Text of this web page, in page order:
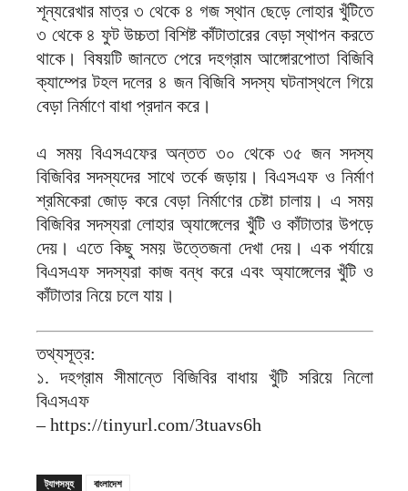
শূন্যরেখার মাত্র ৩ থেকে ৪ গজ স্থান ছেড়ে লোহার খুঁটিতে
৩ থেকে ৪ ফুট উচ্চতা বিশিষ্ট কাঁটাতারের বেড়া স্থাপন করতে
থাকে। বিষয়টি জানতে পেরে দহগ্রাম আঙ্গোরপোতা বিজিবি
ক্যাম্পের টহল দলের ৪ জন বিজিবি সদস্য ঘটনাস্থলে গিয়ে
বেড়া নির্মাণে বাধা প্রদান করে।
এ সময় বিএসএফের অন্তত ৩০ থেকে ৩৫ জন সদস্য
বিজিবির সদস্যদের সাথে তর্কে জড়ায়। বিএসএফ ও নির্মাণ
শ্রমিকেরা জোড় করে বেড়া নির্মাণের চেষ্টা চালায়। এ সময়
বিজিবির সদস্যরা লোহার অ্যাঙ্গেলের খুঁটি ও কাঁটাতার উপড়ে
দেয়। এতে কিছু সময় উত্তেজনা দেখা দেয়। এক পর্যায়ে
বিএসএফ সদস্যরা কাজ বন্ধ করে এবং অ্যাঙ্গেলের খুঁটি ও
কাঁটাতার নিয়ে চলে যায়।
তথ্যসূত্র:
১. দহগ্রাম সীমান্তে বিজিবির বাধায় খুঁটি সরিয়ে নিলো
বিএসএফ
– https://tinyurl.com/3tuavs6h
ট্যাগসমূহ বাংলাদেশ